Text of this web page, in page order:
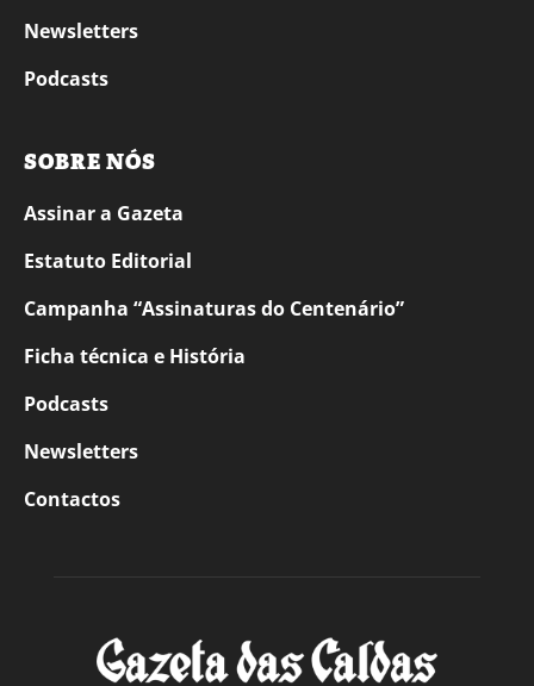
Newsletters
Podcasts
SOBRE NÓS
Assinar a Gazeta
Estatuto Editorial
Campanha “Assinaturas do Centenário”
Ficha técnica e História
Podcasts
Newsletters
Contactos